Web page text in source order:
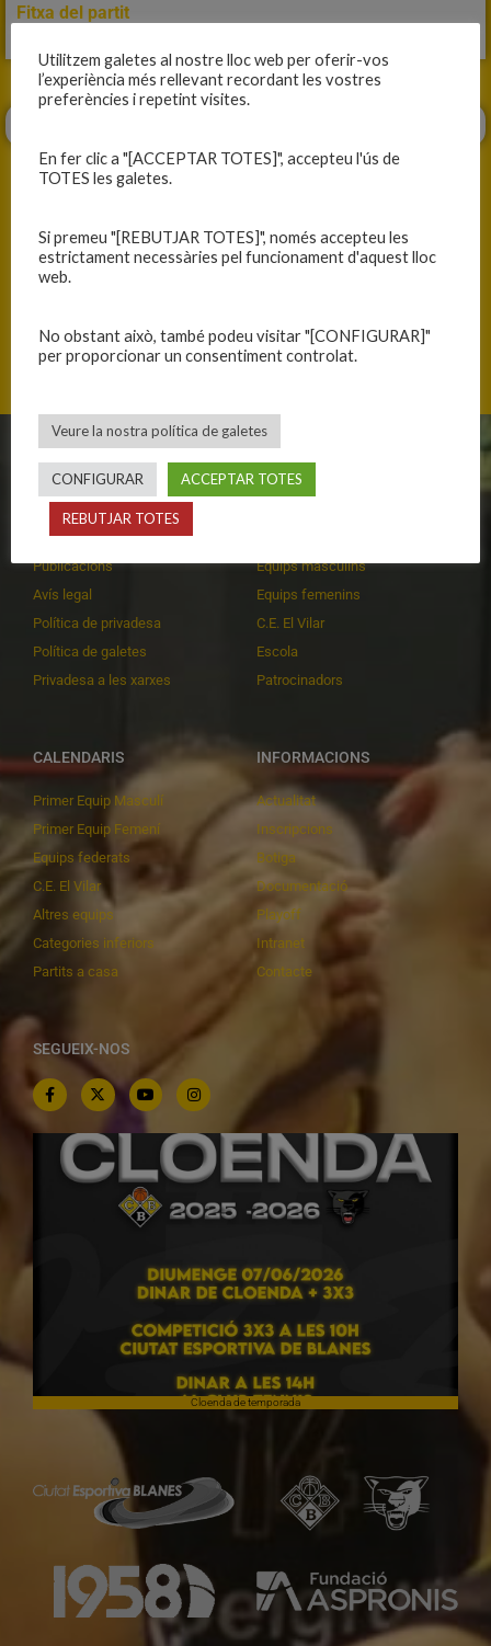
Fitxa del partit
ANTERIOR SEGÜENT
CLUB
Organització
Publicacions
Avís legal
Política de privadesa
Política de galetes
Privadesa a les xarxes
EQUIPS
Equips masculins
Equips femenins
C.E. El Vilar
Escola
Patrocinadors
CALENDARIS
Primer Equip Masculí
Primer Equip Femení
Equips federats
C.E. El Vilar
Altres equips
Categories inferiors
Partits a casa
INFORMACIONS
Actualitat
Inscripcions
Botiga
Documentació
Playoff
Intranet
Contacte
SEGUEIX-NOS
Cloenda de temporada
Utilitzem galetes al nostre lloc web per oferir-vos
l’experiència més rellevant recordant les vostres
preferències i repetint visites.
En fer clic a "[ACCEPTAR TOTES]", accepteu l'ús de
TOTES les galetes.
Si premeu "[REBUTJAR TOTES]", només accepteu les
estrictament necessàries pel funcionament d'aquest lloc
web.
No obstant això, també podeu visitar "[CONFIGURAR]"
per proporcionar un consentiment controlat.
Veure la nostra política de galetes
CONFIGURAR ACCEPTAR TOTES
REBUTJAR TOTES